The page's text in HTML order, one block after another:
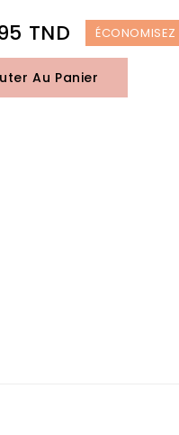
TND
Au Panier